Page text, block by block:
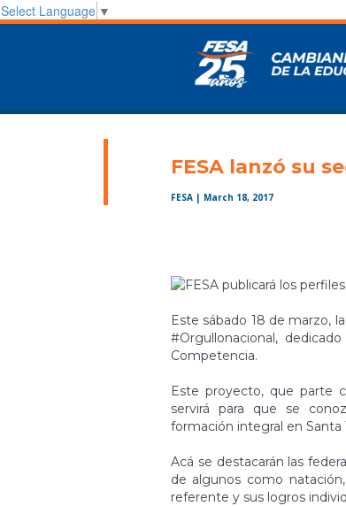
Select Language ▼
FESA lanzó su
FESA | March 18, 2017
Este sábado 18 de marzo,
#Orgullonacional,
Competencia.
Este proyecto, que parte
servirá para que se
formación integral en Santa
Acá se destacarán las
de algunos como
referente y sus logros